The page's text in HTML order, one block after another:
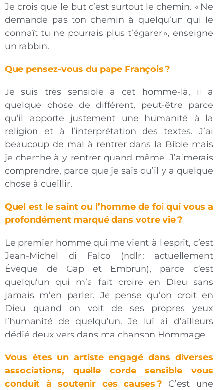
Je crois que le but c’est surtout le chemin. « Ne
demande pas ton chemin à quelqu’un qui le
connaît tu ne pourrais plus t’égarer », enseigne
un rabbin.
Que pensez-vous du pape François ?
Je suis très sensible à cet homme-là, il a
quelque chose de différent, peut-être parce
qu’il apporte justement une humanité à la
religion et à l’interprétation des textes. J’ai
beaucoup de mal à rentrer dans la Bible mais
je cherche à y rentrer quand même. J’aimerais
comprendre, parce que je sais qu’il y a quelque
chose à cueillir.
Quel est le saint ou l’homme de foi qui vous a
profondément marqué dans votre vie ?
Le premier homme qui me vient à l’esprit, c’est
Jean-Michel di Falco (ndlr : actuellement
Évêque de Gap et Embrun), parce c’est
quelqu’un qui m’a fait croire en Dieu sans
jamais m’en parler. Je pense qu’on croit en
Dieu quand on voit de ses propres yeux
l’humanité de quelqu’un. Je lui ai d’ailleurs
dédié deux vers dans ma chanson Hommage.
Vous êtes un artiste engagé dans diverses
associations, quelle corde sensible vous
conduit à soutenir ces causes ?
C’est une